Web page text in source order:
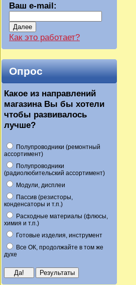
Ваш e-mail:
Далее
Как это работает?
Опрос
Какое из направлений
магазина Вы бы хотели
чтобы развивалось
лучше?
Полупроводники (ремонтный
ассортимент)
Полупроводники
(радиолюбительский ассортимент)
Модули, дисплеи
Пассив (резисторы,
конденсаторы и т.п.)
Расходные материалы (флюсы,
химия и т.п.)
Готовые изделия, инструмент
Все ОК, продолжайте в том же
духе